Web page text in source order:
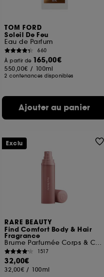
TOM FORD
Soleil De Feu
Eau de Parfum
660
À partir de 165,00€
550,00€ / 100ml
2 contenances disponibles
Ajouter au panier
RARE BEAUTY
Find Comfort Body & Hair
Fragrance
Brume Parfumée Corps & Cheveux
1517
32,00€
32,00€ / 100ml
Exclu